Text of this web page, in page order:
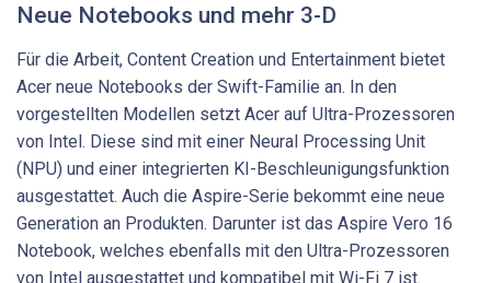
Neue Notebooks und mehr 3-D
Für die Arbeit, Content Creation und Entertainment bietet
Acer neue Notebooks der Swift-Familie an. In den
vorgestellten Modellen setzt Acer auf Ultra-Prozessoren
von Intel. Diese sind mit einer Neural Processing Unit
(NPU) und einer integrierten KI-Beschleunigungsfunktion
ausgestattet. Auch die Aspire-Serie bekommt eine neue
Generation an Produkten. Darunter ist das Aspire Vero 16
Notebook, welches ebenfalls mit den Ultra-Prozessoren
von Intel ausgestattet und kompatibel mit Wi-Fi 7 ist.